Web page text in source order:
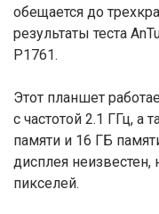
обещается до
результаты теста
P1761.
Этот планшет
с частотой 2.1 ГГц, а
памяти и 16 ГБ
дисплея
пикселей.